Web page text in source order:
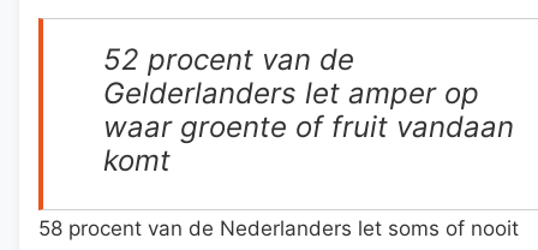
52 procent van de
Gelderlanders let amper op
waar groente of fruit vandaan
komt
58 procent van de Nederlanders let soms of nooit